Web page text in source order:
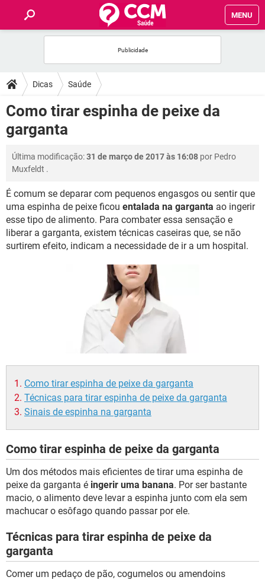
MENU
FÓRUM
SAÚDE
FAMÍLIA
NUTRIÇÃO
BEM-ESTAR
SEXUALIDADE
Dicas Saúde
Como tirar espinha de peixe da
garganta
Última modificação:31 de março de 2017 às 16:08 por Pedro
Muxfeldt .
É comum se deparar com pequenos engasgos ou sentir que
uma espinha de peixe ficou entalada na garganta ao ingerir
esse tipo de alimento. Para combater essa sensação e
liberar a garganta, existem técnicas caseiras que, se não
surtirem efeito, indicam a necessidade de ir a um hospital.
Como tirar espinha de peixe da garganta
Técnicas para tirar espinha de peixe da garganta
Sinais de espinha na garganta
Como tirar espinha de peixe da garganta
Um dos métodos mais eficientes de tirar uma espinha de
peixe da garganta é ingerir uma banana. Por ser bastante
macio, o alimento deve levar a espinha junto com ela sem
machucar o esôfago quando passar por ele.
Técnicas para tirar espinha de peixe da
garganta
Comer um pedaço de pão, cogumelos ou amendoins